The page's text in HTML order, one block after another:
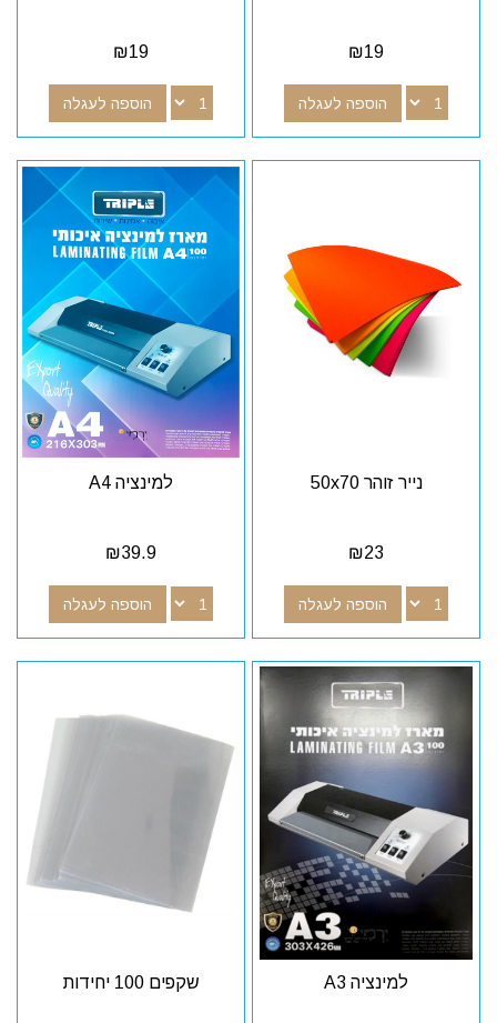
₪19
הוספה לעגלה
₪19
הוספה לעגלה
נייר זוהר 50x70
₪23
הוספה לעגלה
למינציה A4
₪39.9
הוספה לעגלה
למינציה A3 שקפים 100 יחידות